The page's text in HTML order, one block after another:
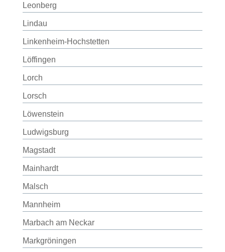
Leonberg
Lindau
Linkenheim-Hochstetten
Löffingen
Lorch
Lorsch
Löwenstein
Ludwigsburg
Magstadt
Mainhardt
Malsch
Mannheim
Marbach am Neckar
Markgröningen